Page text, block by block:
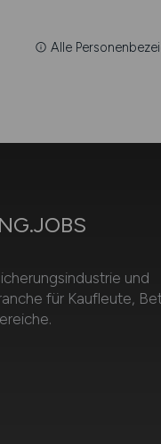
Alle
und
für Kaufleute,